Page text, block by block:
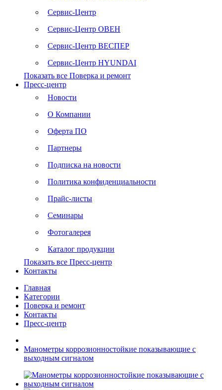
Сервис-Центр
Сервис-Центр ОВЕН
Сервис-Центр ВЕСПЕР
Сервис-Центр HYUNDAI
Показать все Поверка и ремонт
Пресс-центр
Новости
О Компании
Оферта ПО
Партнеры
Подписка на новости
Политика конфиденциальности
Прайс-листы
Семинары
Фотогалерея
Каталог продукции
Показать все Пресс-центр
Контакты
Главная
Категории
Поверка и ремонт
Контакты
Пресс-центр
Манометры коррозионностойкие показывающие с
выходным сигналом